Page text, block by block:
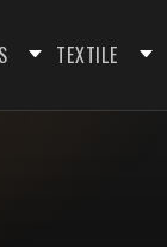
TEXTILE